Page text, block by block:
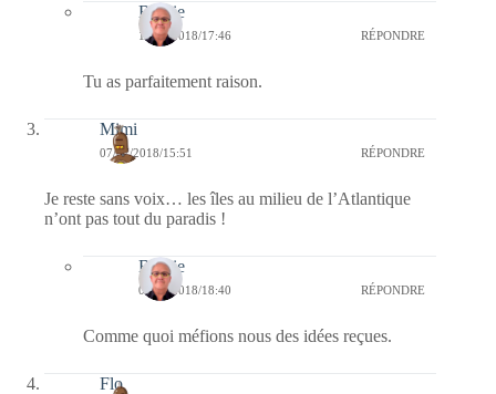
Bernie
10/07/2018/17:46 RÉPONDRE
Tu as parfaitement raison.
Mimi
07/07/2018/15:51 RÉPONDRE
Je reste sans voix… les îles au milieu de l’Atlantique
n’ont pas tout du paradis !
Bernie
09/07/2018/18:40 RÉPONDRE
Comme quoi méfions nous des idées reçues.
Flo